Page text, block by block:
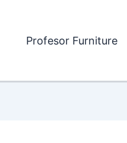
Profesor Furniture